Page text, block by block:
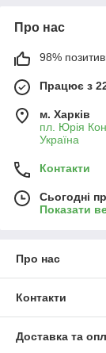
Про нас
98%
Працює з
м. Харків
пл. Юрія
Україна
Контакти
Сьогодні
Показати
Про нас
Контакти
Доставка та